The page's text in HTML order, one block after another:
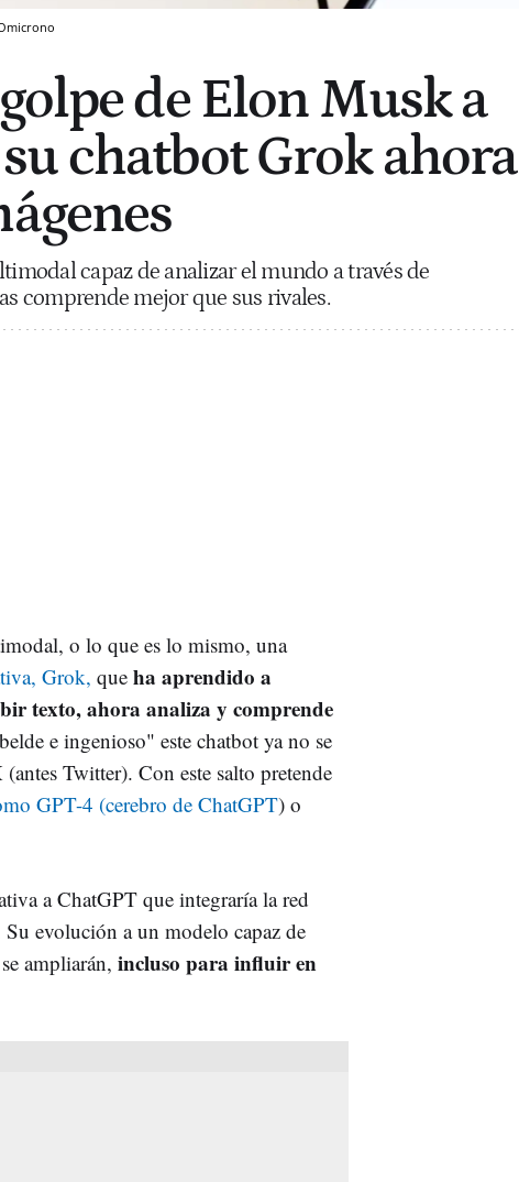
de Elon Musk a
chatbot Grok ahora
capaz de analizar el mundo a través de
comprende mejor que sus rivales.
o lo que es lo mismo, una
Grok, que ha aprendido a
texto, ahora analiza y comprende
e ingenioso" este chatbot ya no se
Twitter). Con este salto pretende
GPT-4 (cerebro de ChatGPT) o
a ChatGPT que integraría la red
evolución a un modelo capaz de
ampliarán, incluso para influir en